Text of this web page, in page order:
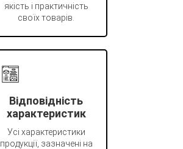
якість і практичність
своїх товарів.
Відповідність
характеристик
Усі характеристики
продукції, зазначені на